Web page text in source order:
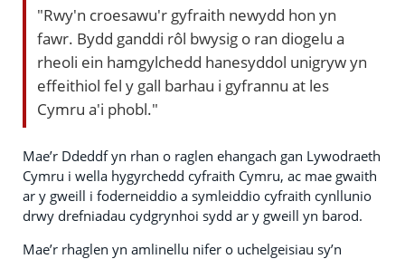
"Rwy'n croesawu'r gyfraith newydd hon yn
fawr. Bydd ganddi rôl bwysig o ran diogelu a
rheoli ein hamgylchedd hanesyddol unigryw yn
effeithiol fel y gall barhau i gyfrannu at les
Cymru a'i phobl."
Mae’r Ddeddf yn rhan o raglen ehangach gan Lywodraeth
Cymru i wella hygyrchedd cyfraith Cymru, ac mae gwaith
ar y gweill i foderneiddio a symleiddio cyfraith cynllunio
drwy drefniadau cydgrynhoi sydd ar y gweill yn barod.
Mae’r rhaglen yn amlinellu nifer o uchelgeisiau sy’n